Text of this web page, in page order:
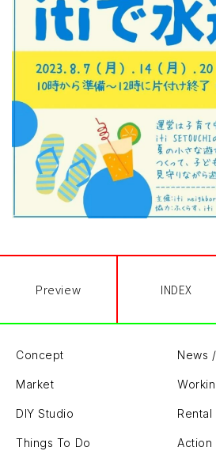
Preview INDEX
Concept News
Market
DIY Studio Rental
Things To Do Action